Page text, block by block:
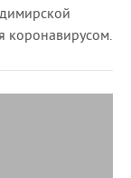
коронавирусом.